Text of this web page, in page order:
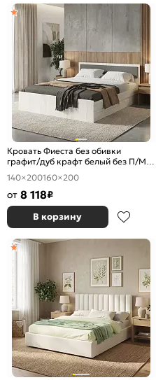
Кровать Фиеста без обивки
графит/дуб крафт белый без П/М
1400x2000, изголовье жесткое
140×200160×200
от 8 118₽
В корзину